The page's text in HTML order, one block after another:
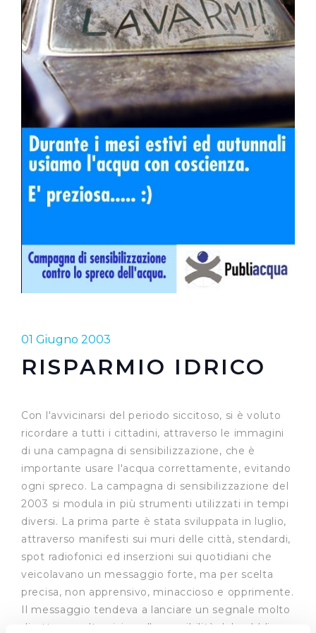
01 Giugno 2003
RISPARMIO IDRICO
Con l'avvicinarsi del periodo siccitoso, si è voluto
ricordare a tutti i cittadini, attraverso le immagini
di una campagna di sensibilizzazione, che è
importante usare l'acqua correttamente, evitando
ogni spreco. La campagna di sensibilizzazione del
2003 si modula in più strumenti utilizzati in tempi
diversi. La prima parte è stata sviluppata in luglio,
attraverso manifesti sui muri delle città, stendardi,
spot radiofonici ed inserzioni sui quotidiani che
veicolavano un messaggio forte, ma per scelta
precisa, non apprensivo, minaccioso e opprimente.
Il messaggio tendeva a lanciare un segnale molto
diretto e molto vicino alla sensibilità del pubblico,